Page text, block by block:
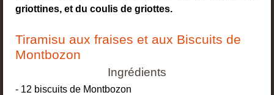
griottines, et du coulis de griottes.
Tiramisu aux fraises et aux Biscuits de
Montbozon
Ingrédients
- 12 biscuits de Montbozon